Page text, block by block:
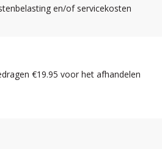
en/of servicekosten
€19.95 voor het afhandelen